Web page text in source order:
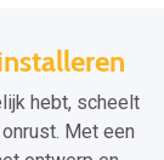
hebt, scheelt
Met een